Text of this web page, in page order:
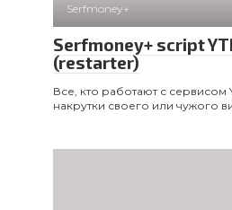
Serfmoney+
Serfmoney+ script
(restarter)
Все, кто работают с сервисом
накрутки своего или чужого